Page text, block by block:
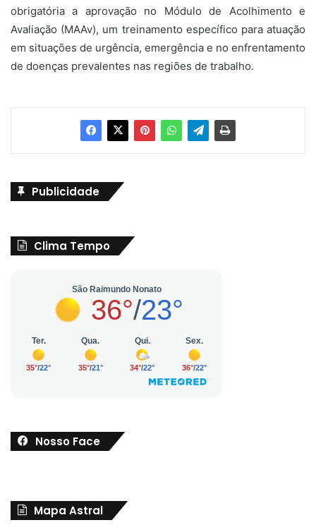
obrigatória a aprovação no Módulo de Acolhimento e
Avaliação (MAAv), um treinamento específico para atuação
em situações de urgência, emergência e no enfrentamento
de doenças prevalentes nas regiões de trabalho.
Publicidade
Clima Tempo
Nosso Face
Mapa Astral